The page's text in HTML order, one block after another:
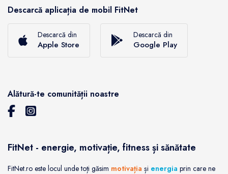
Descarcă aplicația de mobil FitNet
Descarcă din
Apple Store
Descarcă din
Google Play
Alătură-te comunității noastre
FitNet - energie, motivație, fitness și sănătate
FitNet.ro este locul unde toți găsim motivația și energia prin care ne